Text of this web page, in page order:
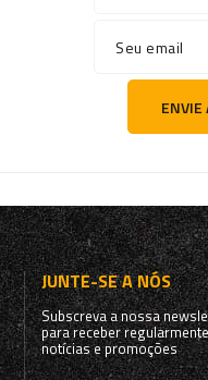
Seu email
ENVIE
JUNTE-SE A NÓS
Subscreva a nossa
para receber
notícias e promoções